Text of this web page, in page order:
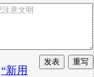
“新用